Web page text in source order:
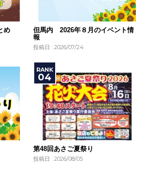
め
但馬内 2026年８月のイベント情
報
投稿日 : 2026/07/24
第48回あさご夏祭り
投稿日 : 2026/08/05